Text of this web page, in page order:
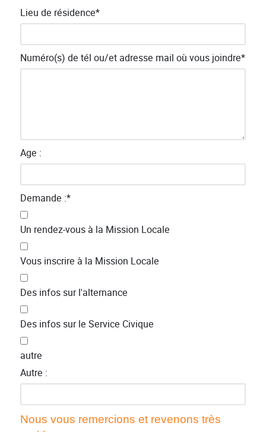
Lieu de résidence*
Numéro(s) de tél ou/et adresse mail où vous joindre*
Age :
Demande :*
Un rendez-vous à la Mission Locale
Vous inscrire à la Mission Locale
Des infos sur l'alternance
Des infos sur le Service Civique
autre
Autre :
Nous vous remercions et revenons très